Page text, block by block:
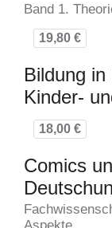
Band 1.
19,80 €
Bildung
Kinder-
18,00 €
Comics